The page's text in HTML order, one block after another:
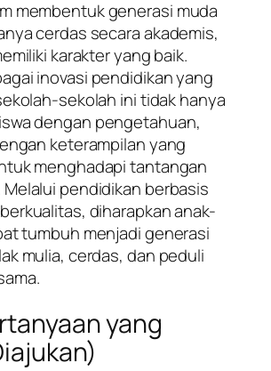
membentuk generasi muda
cerdas secara akademis,
karakter yang baik.
inovasi pendidikan yang
sekolah ini tidak hanya
dengan pengetahuan,
keterampilan yang
menghadapi tantangan
Melalui pendidikan berbasis
diharapkan anak-
tumbuh menjadi generasi
mulia, cerdas, dan peduli
yang